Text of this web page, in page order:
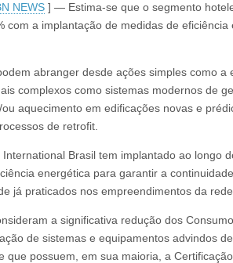
NEWS ] — Estima-se que o segmento
com a implantação de medidas de eficiência
abranger desde ações simples como a
complexos como sistemas modernos de
aquecimento em edificações novas e
de retrofit.
International Brasil tem implantado ao longo
energética para garantir a
já praticados nos empreendimentos da
a significativa redução dos
de sistemas e equipamentos advindos
que possuem, em sua maioria, a